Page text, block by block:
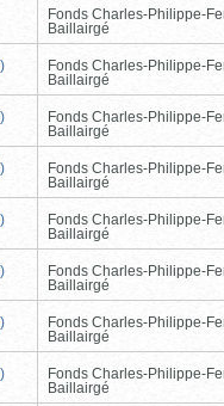
Fonds Charles-Philippe-
Baillairgé
Fonds Charles-Philippe-
Baillairgé
Fonds Charles-Philippe-
Baillairgé
Fonds Charles-Philippe-
Baillairgé
Fonds Charles-Philippe-
Baillairgé
Fonds Charles-Philippe-
Baillairgé
Fonds Charles-Philippe-
Baillairgé
Fonds Charles-Philippe-
Baillairgé